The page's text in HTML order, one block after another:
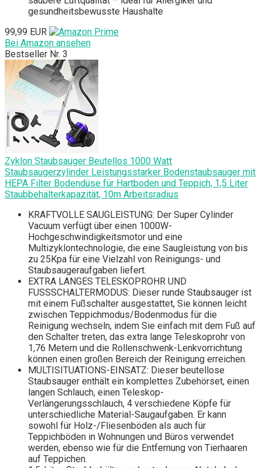
gesundheitsbewusste Haushalte
99,99 EUR
Bei Amazon ansehen
Bestseller Nr. 3
Zyklon Staubsauger Beutellos 1000 Watt
Staubsaugerzylinder Leistungsstarker Bodenstaubsauger mit
HEPA Filter Bodendüse für Hartboden und Teppich, 1,5 Liter
Staubbehälterkapazität, 10m Arbeitsradius
KRAFTVOLLE SAUGLEISTUNG: Der Super Cylinder
Vacuum verfügt über einen 1000W-
Hochgeschwindigkeitsmotor und eine
Multizyklontechnologie, die eine Saugleistung von bis
zu 25Kpa für eine Vielzahl von Reinigungs- und
Staubsaugeraufgaben liefert.
EXTRA LANGES TELESKOPROHR UND
FUSSSCHALTERMODUS: Dieser runde Staubsauger ist
mit einem Fußschalter ausgestattet, Sie können leicht
zwischen Teppichmodus/Bodenmodus für die
Reinigung wechseln, indem Sie einfach mit dem Fuß auf
den Schalter treten, das extra lange Teleskoprohr von
1,76 Metern und die Rollenschwenk-Lenkvorrichtung
können einen großen Bereich der Reinigung erreichen.
MULTISITUATIONS-EINSATZ: Dieser beutellose
Staubsauger enthält ein komplettes Zubehörset, einen
langen Schlauch, einen Teleskop-
Verlängerungsschlauch, 4 verschiedene Köpfe für
unterschiedliche Material-Saugaufgaben. Er kann
sowohl für Holz-/Fliesenböden als auch für
Teppichböden in Wohnungen und Büros verwendet
werden, ebenso wie für die Entfernung von Tierhaaren
auf Teppichen.